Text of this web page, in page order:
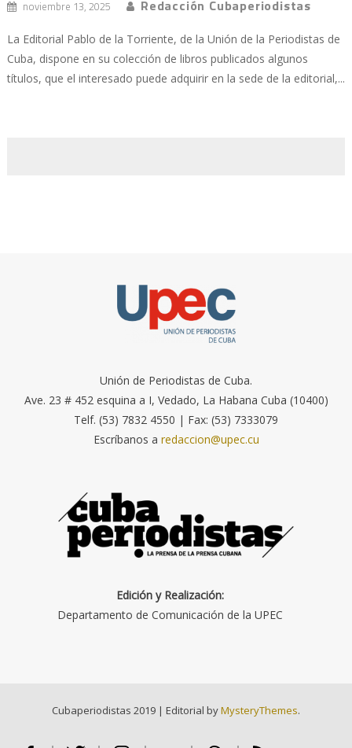
noviembre 13, 2025 Redacción Cubaperiodistas
La Editorial Pablo de la Torriente, de la Unión de la Periodistas de
Cuba, dispone en su colección de libros publicados algunos
títulos, que el interesado puede adquirir en la sede de la editorial,...
Unión de Periodistas de Cuba.
Ave. 23 # 452 esquina a I, Vedado, La Habana Cuba (10400)
Telf. (53) 7832 4550 | Fax: (53) 7333079
Escríbanos a redaccion@upec.cu
Edición y Realización:
Departamento de Comunicación de la UPEC
Cubaperiodistas 2019 | Editorial byMysteryThemes.